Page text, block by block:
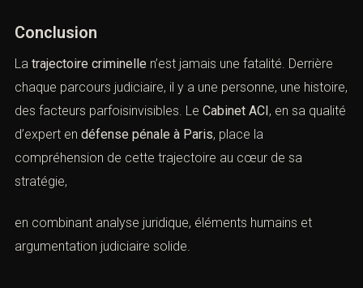
Conclusion
La trajectoire criminelle n’est jamais une fatalité. Derrière
chaque parcours judiciaire, il y a une personne, une histoire,
des facteurs parfoisinvisibles. Le Cabinet ACI, en sa qualité
d’expert en défense pénale à Paris, place la
compréhension de cette trajectoire au cœur de sa
stratégie,
en combinant analyse juridique, éléments humains et
argumentation judiciaire solide.